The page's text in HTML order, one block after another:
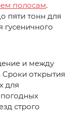
полосам.
пяти тонн для
гусеничного
и между
открытия
для
строго